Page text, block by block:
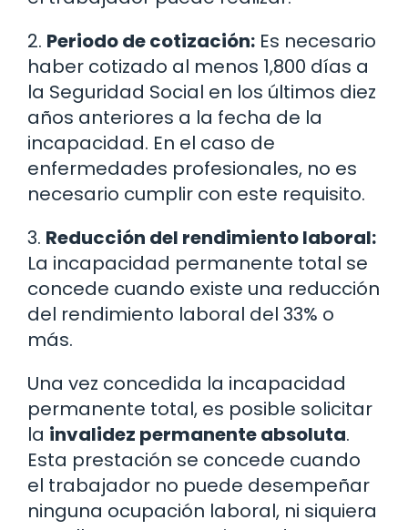
2. Periodo de cotización: Es necesario
haber cotizado al menos 1,800 días a
la Seguridad Social en los últimos diez
años anteriores a la fecha de la
incapacidad. En el caso de
enfermedades profesionales, no es
necesario cumplir con este requisito.
3. Reducción del rendimiento laboral:
La incapacidad permanente total se
concede cuando existe una reducción
del rendimiento laboral del 33% o
más.
Una vez concedida la incapacidad
permanente total, es posible solicitar
la invalidez permanente absoluta.
Esta prestación se concede cuando
el trabajador no puede desempeñar
ninguna ocupación laboral, ni siquiera